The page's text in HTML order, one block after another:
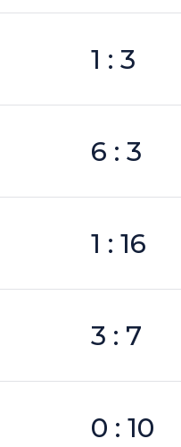
1 : 3
6 : 3
1 : 16
3 : 7
0 : 10